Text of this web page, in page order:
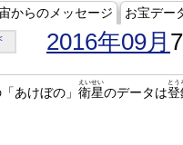
からのメッセージ お宝デー
2016年09月
あけぼの」 衛星
えいせい
のデータは登
とう